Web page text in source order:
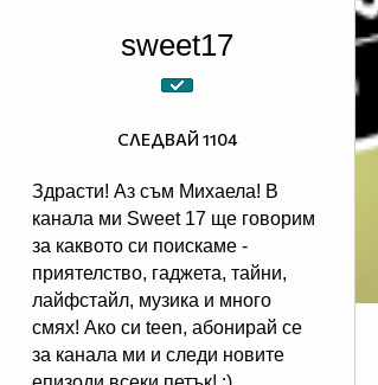
sweet17
Здрасти! Аз съм Михаела! В
канала ми Sweet 17 ще говорим
за каквото си поискаме -
приятелство, гаджета, тайни,
лайфстайл, музика и много
смях! Ако си teen, абонирай се
за канала ми и следи новите
СЛЕДВАЙ 1104